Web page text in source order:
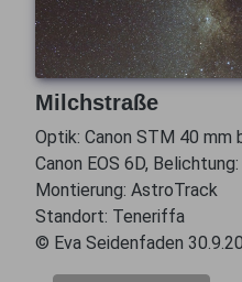
Milchstraße
Optik: Canon STM 40 mm
Canon EOS 6D,
Montierung: AstroTrack
Standort: Teneriffa
© Eva Seidenfaden